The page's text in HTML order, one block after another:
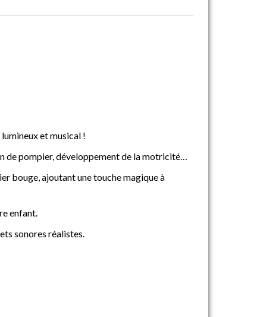
et musical !
de pompier, développement de la motricité…
bouge, ajoutant une touche magique à
enfant.
sonores réalistes.